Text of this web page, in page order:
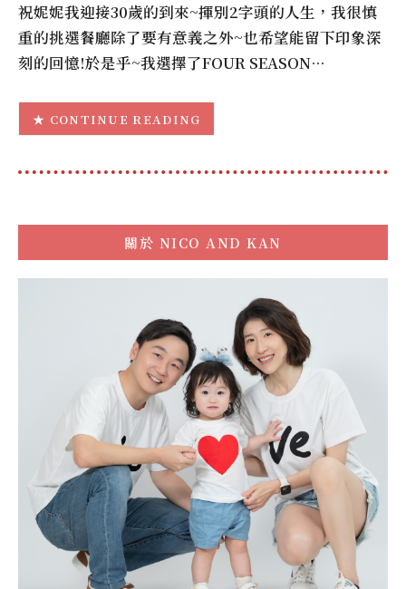
祝妮妮我迎接30歲的到來~揮別2字頭的人生，我很慎
重的挑選餐廳除了要有意義之外~也希望能留下印象深
刻的回憶!於是乎~我選擇了FOUR SEASON…
CONTINUE READING
關於 NICO AND KAN